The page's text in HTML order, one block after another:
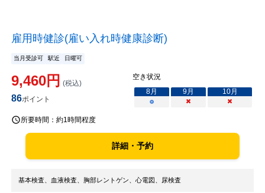
雇用時健診(雇い入れ時健康診断)
当月受診可 駅近 日曜可
9,460円 (税込)
86ポイント
空き状況
8月 9月 10月
○
× ×
所要時間： 約1時間程度
詳細・予約
基本検査、血液検査、胸部レントゲン、心電図、尿検査